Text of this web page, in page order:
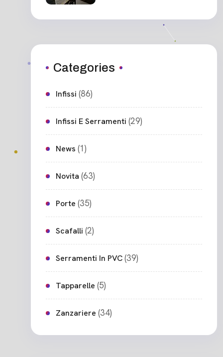
Categories
Infissi (86)
Infissi E Serramenti (29)
News (1)
Novita (63)
Porte (35)
Scafalli (2)
Serramenti In PVC(39)
Tapparelle (5)
Zanzariere (34)